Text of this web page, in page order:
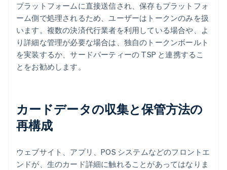
プラットフォームに直接送信され、保存もプラットフォ
ーム側で処理されるため、ユーザーはトークンのみを扱
います。複数の決済代行業者を利用している場合や、よ
り詳細な管理が必要な場合は、独自のトークンボールト
を実装するか、サードパーティーの TSP と連携するこ
とをお勧めします。
カードデータの収集と保管方法の
再構成
ウェブサイト、アプリ、POS システムなどのフロントエ
ンドが、生のカード詳細に触れることがあってはなりま